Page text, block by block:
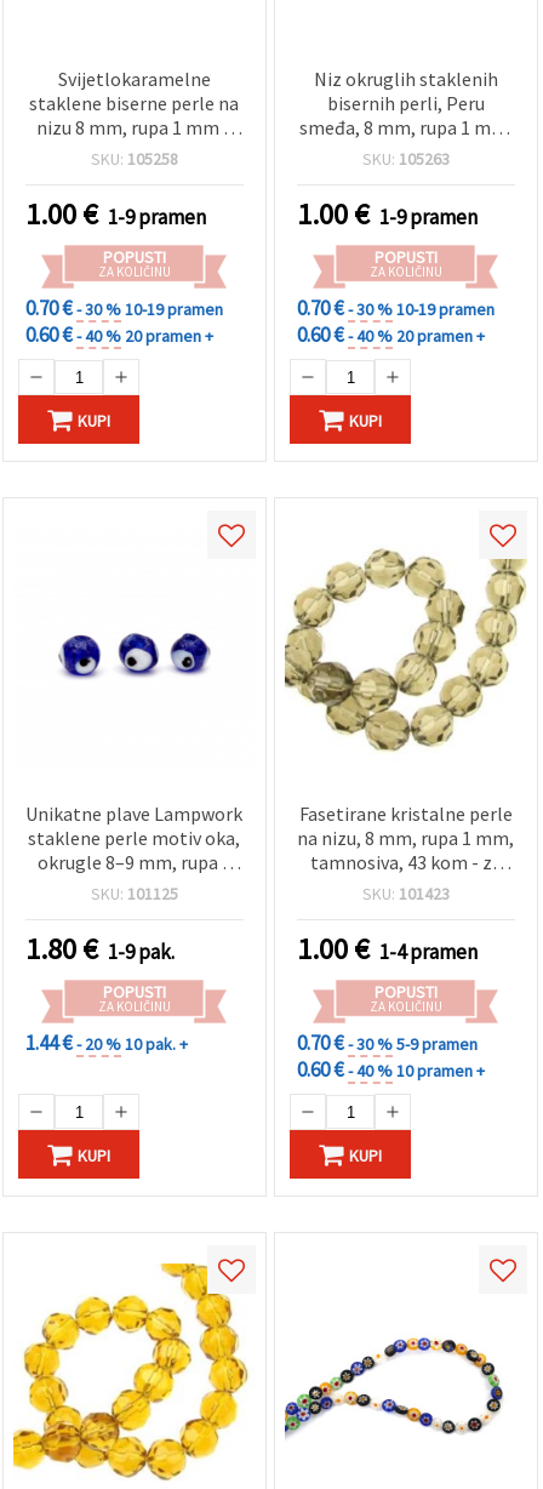
Svijetlokaramelne
staklene biserne perle na
nizu 8 mm, rupa 1 mm –
savršene za izradu nakita,
projekte, ~80 cm (~110
kom)
SKU: 105258
1.00€ 1-9 pramen
POPUSTI
ZA KOLIČINU
0.70 €- 30 %10-19 pramen
0.60 €- 40 % 20 pramen +
KUPI
Niz okruglih staklenih
bisernih perli, Peru
smeđa, 8 mm, rupa 1 mm,
približno 80 cm (~110
dekoracije
SKU: 105263
1.00€ 1-9 pramen
POPUSTI
ZA KOLIČINU
0.70 €- 30 %10-19 pramen
0.60 €- 40 % 20 pramen +
KUPI
Unikatne plave Lampwork
staklene perle motiv oka,
okrugle 8–9 mm, rupa 2
mm – idealne za izradu
projekte – pakiranje 10
kom
SKU: 101125
1.80€ 1-9 pak.
POPUSTI
ZA KOLIČINU
1.44 €- 20 %10 pak. +
KUPI
Fasetirane kristalne perle
na nizu, 8 mm, rupa 1 mm,
tamnosiva, 43 kom - za
izradu nakita i DIY
SKU: 101423
1.00€ 1-4 pramen
POPUSTI
ZA KOLIČINU
0.70 €- 30 %5-9 pramen
0.60 €- 40 %10 pramen +
KUPI